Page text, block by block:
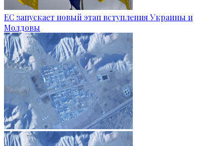
ЕС запускает новый этап вступления Украины и
Молдовы